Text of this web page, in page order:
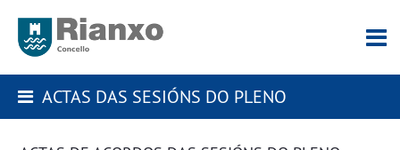
ACTAS DAS SESIÓNS DO PLENO